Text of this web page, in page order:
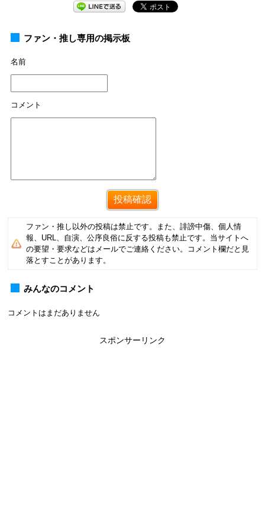
ファン・推し専用の掲示板
名前
コメント
ファン・推し以外の投稿は禁止です。また、誹謗中傷、個人情
報、URL、自演、公序良俗に反する投稿も禁止です。当サイトへ
の要望・要求などはメールでご連絡ください。コメント欄だと見
落とすことがあります。
みんなのコメント
コメントはまだありません
スポンサーリンク